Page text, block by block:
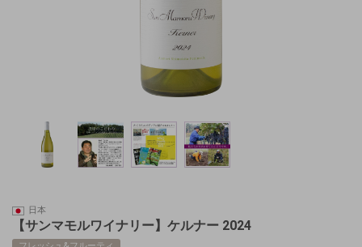
日本
【サンマモルワイナリー】ケルナー 2024